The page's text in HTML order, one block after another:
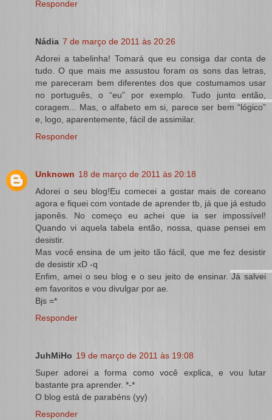
Responder
Nádia 7 de março de 2011 às 20:26
Adorei a tabelinha! Tomará que eu consiga dar conta de
tudo. O que mais me assustou foram os sons das letras,
me pareceram bem diferentes dos que costumamos usar
no português, o “eu” por exemplo. Tudo junto então,
coragem... Mas, o alfabeto em si, parece ser bem “lógico”
e, logo, aparentemente, fácil de assimilar.
Responder
Unknown 18 de março de 2011 às 20:18
Adorei o seu blog!Eu comecei a gostar mais de coreano
agora e fiquei com vontade de aprender tb, já que já estudo
japonês. No começo eu achei que ia ser impossível!
Quando vi aquela tabela então, nossa, quase pensei em
desistir.
Mas você ensina de um jeito tão fácil, que me fez desistir
de desistir xD -q
Enfim, amei o seu blog e o seu jeito de ensinar. Já salvei
em favoritos e vou divulgar por ae.
Bjs =*
Responder
JuhMiHo 19 de março de 2011 às 19:08
Super adorei a forma como você explica, e vou lutar
bastante pra aprender. *-*
O blog está de parabéns (yy)
Responder